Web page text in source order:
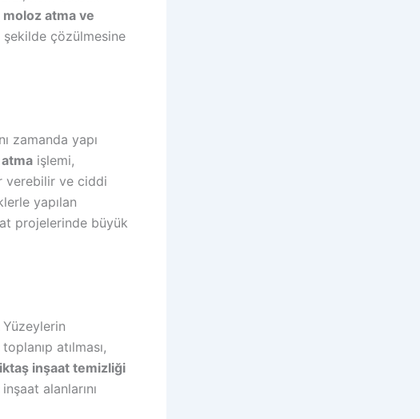
atma ve
şekilde çözülmesine
zamanda yapı
işlemi,
verebilir ve ciddi
yapılan
projelerinde büyük
Yüzeylerin
atılması,
inşaat temizliği
alanlarını